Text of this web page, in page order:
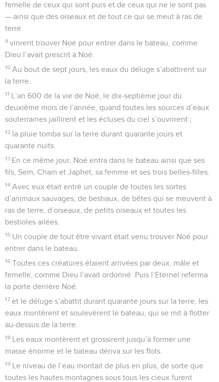
femelle de ceux qui sont purs et de ceux qui ne le sont pas
— ainsi que des oiseaux et de tout ce qui se meut à ras de
terre
9 vinrent trouver Noé pour entrer dans le bateau, comme
Dieu l’avait prescrit à Noé.
10 Au bout de sept jours, les eaux du déluge s’abattirent sur
la terre.
11 L’an 600 de la vie de Noé, le dix-septième jour du
deuxième mois de l’année, quand toutes les sources d’eaux
souterraines jaillirent et les écluses du ciel s’ouvrirent ;
12 la pluie tomba sur la terre durant quarante jours et
quarante nuits.
13 En ce même jour, Noé entra dans le bateau ainsi que ses
fils, Sem, Cham et Japhet, sa femme et ses trois belles-filles.
14 Avec eux était entré un couple de toutes les sortes
d’animaux sauvages, de bestiaux, de bêtes qui se meuvent à
ras de terre, d’oiseaux, de petits oiseaux et toutes les
bestioles ailées.
15 Un couple de tout être vivant était venu trouver Noé pour
entrer dans le bateau.
16 Toutes ces créatures étaient arrivées par deux, mâle et
femelle, comme Dieu l’avait ordonné. Puis l’Eternel referma
la porte derrière Noé,
17 et le déluge s’abattit durant quarante jours sur la terre, les
eaux montèrent et soulevèrent le bateau, qui se mit à flotter
au-dessus de la terre.
18 Les eaux montèrent et grossirent jusqu’à former une
masse énorme et le bateau dériva sur les flots.
19 Le niveau de l’eau montait de plus en plus, de sorte que
toutes les hautes montagnes sous tous les cieux furent